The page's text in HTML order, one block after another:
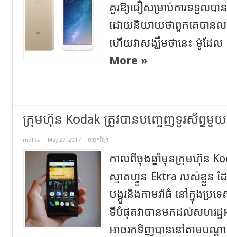
គួរឱ្យជឿសម្រាប់ការទទួល
ដោយនិយាយថាពួកគេបាន
ហើយវាសង្ឃឹមថានេះ ម៉ូដែ
More »
ក្រុមហ៊ុន Kodak ត្រូវបានបញ្ចេញទូរស័ព្ទមួ
molica May 27, 2017 បច្ចេកវិទ្យា
កាលពីចុងឆ្នាំមុនក្រុមហ៊ុន
ស្មាតហ្វូន Ektra របស់ខ្លួន
បង្គួរនិងកាមរ៉ាធំ នៅក្នុងប្
ទីបំផុតវាបានមកដល់សហរដ្
អាចរកទិញបាននៅតាមបណ្